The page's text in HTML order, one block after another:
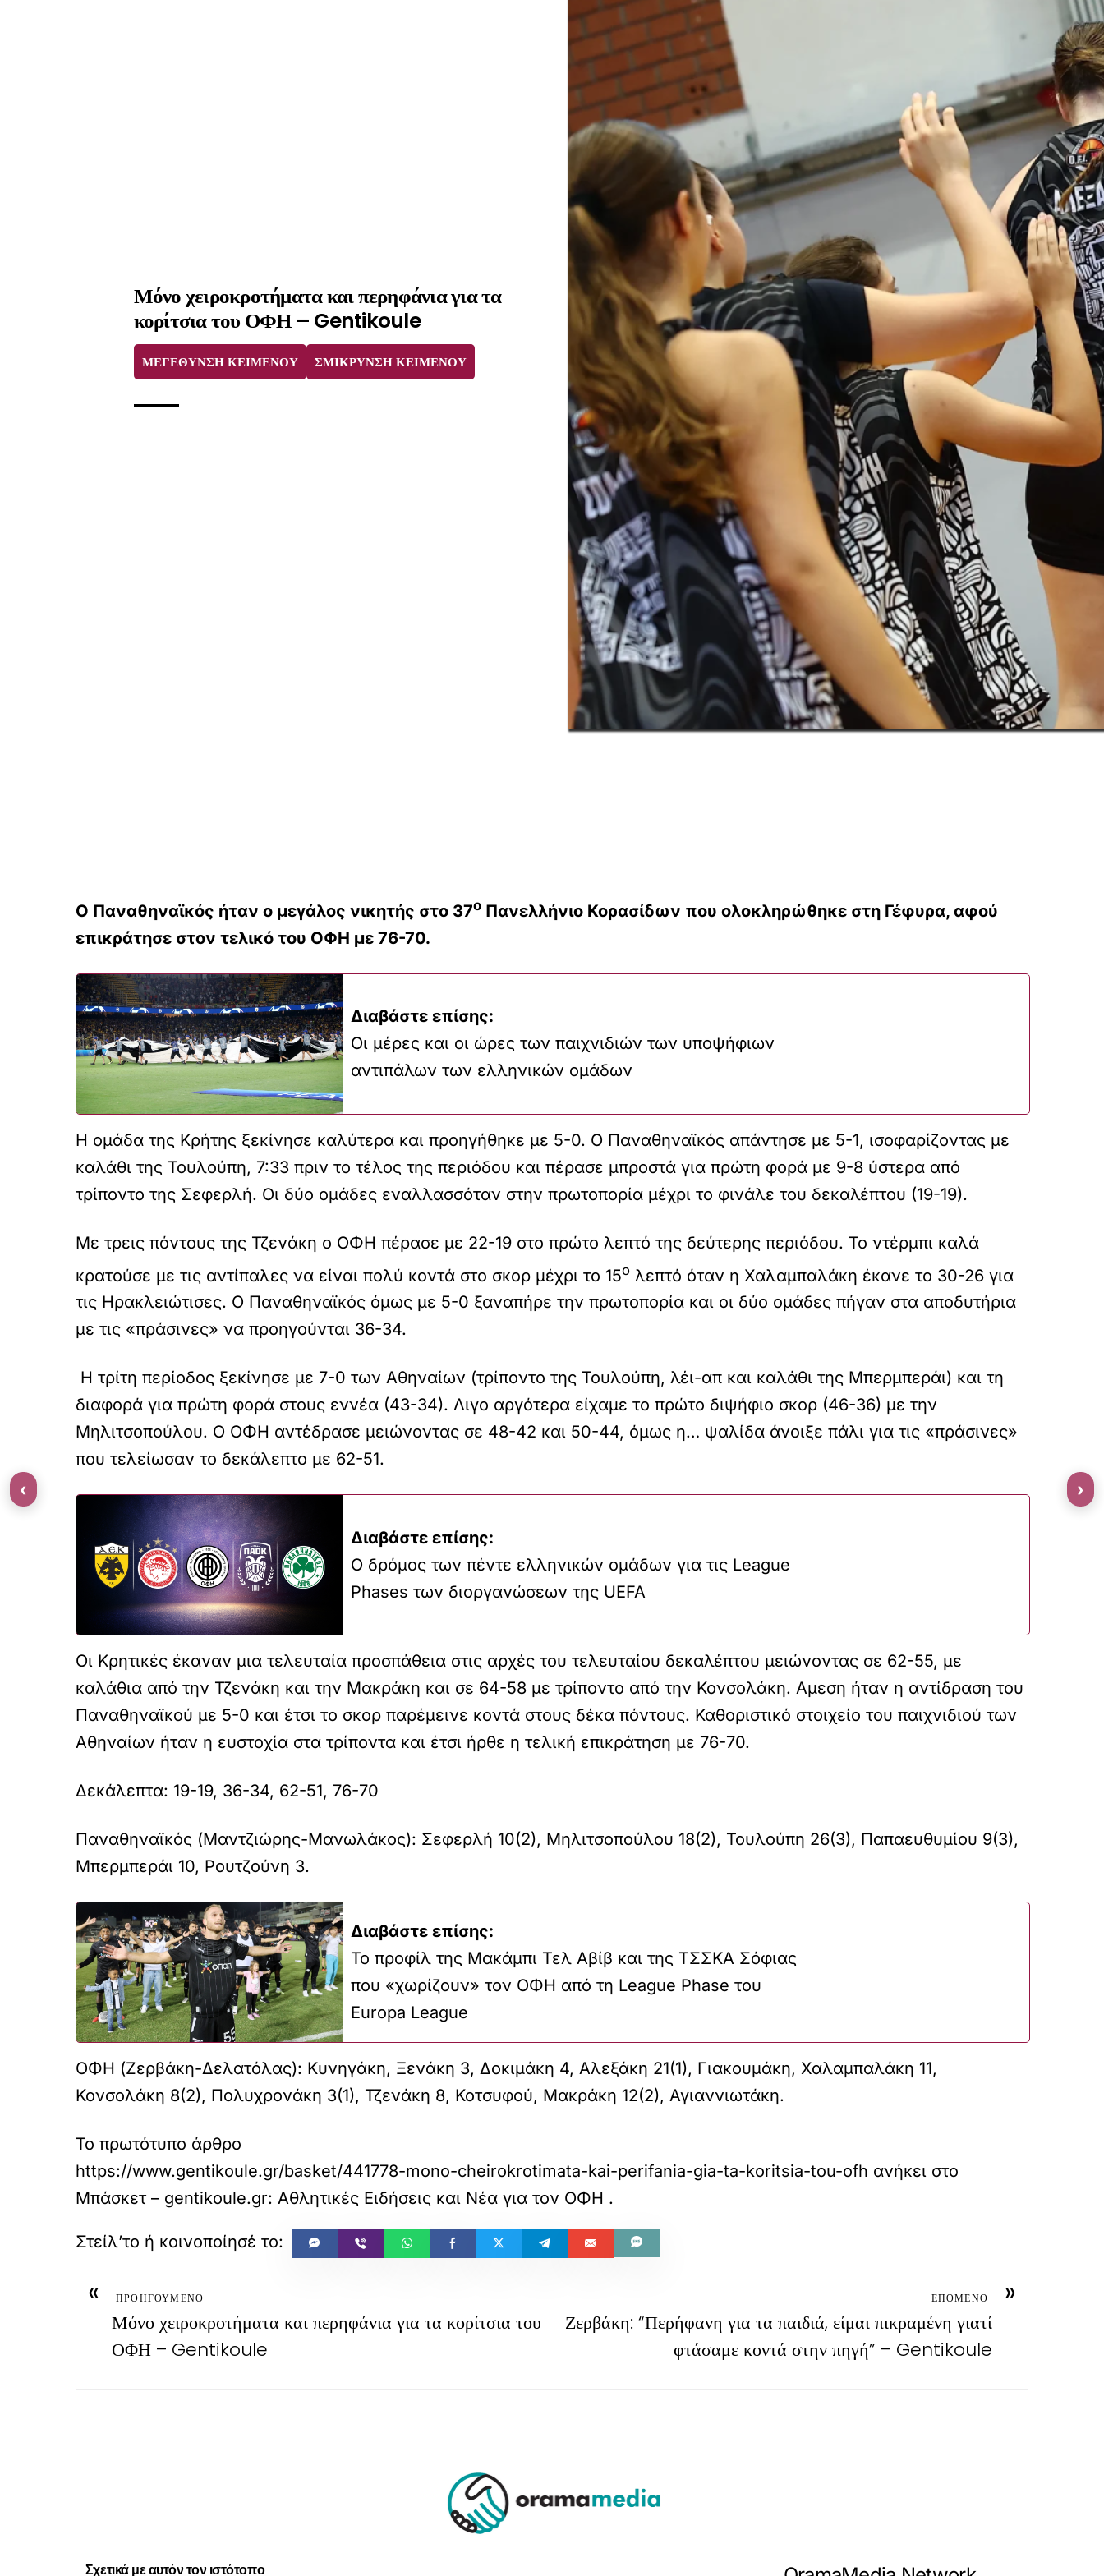
Μόνο χειροκροτήματα και περηφάνια για τα
κορίτσια του ΟΦΗ – Gentikoule
ΜΕΓΕΘΥΝΣΗ ΚΕΙΜΕΝΟΥ ΣΜΙΚΡΥΝΣΗ ΚΕΙΜΕΝΟΥ
Ο Παναθηναϊκός ήταν ο μεγάλος νικητής στο 37ο Πανελλήνιο Κορασίδων που ολοκληρώθηκε στη Γέφυρα, αφού
επικράτησε στον τελικό του ΟΦΗ με 76-70.
Διαβάστε επίσης:
Οι μέρες και οι ώρες των παιχνιδιών των υποψήφιων
αντιπάλων των ελληνικών ομάδων
Η ομάδα της Κρήτης ξεκίνησε καλύτερα και προηγήθηκε με 5-0. Ο Παναθηναϊκός απάντησε με 5-1, ισοφαρίζοντας με
καλάθι της Τουλούπη, 7:33 πριν το τέλος της περιόδου και πέρασε μπροστά για πρώτη φορά με 9-8 ύστερα από
τρίποντο της Σεφερλή. Οι δύο ομάδες εναλλασσόταν στην πρωτοπορία μέχρι το φινάλε του δεκαλέπτου (19-19).
Με τρεις πόντους της Τζενάκη ο ΟΦΗ πέρασε με 22-19 στο πρώτο λεπτό της δεύτερης περιόδου. Το ντέρμπι καλά
κρατούσε με τις αντίπαλες να είναι πολύ κοντά στο σκορ μέχρι το 15ο λεπτό όταν η Χαλαμπαλάκη έκανε το 30-26 για
τις Ηρακλειώτισες. Ο Παναθηναϊκός όμως με 5-0 ξαναπήρε την πρωτοπορία και οι δύο ομάδες πήγαν στα αποδυτήρια
με τις «πράσινες» να προηγούνται 36-34.
Η τρίτη περίοδος ξεκίνησε με 7-0 των Αθηναίων (τρίποντο της Τουλούπη, λέι-απ και καλάθι της Μπερμπεράι) και τη
διαφορά για πρώτη φορά στους εννέα (43-34). Λιγο αργότερα είχαμε το πρώτο διψήφιο σκορ (46-36) με την
Μηλιτσοπούλου. Ο ΟΦΗ αντέδρασε μειώνοντας σε 48-42 και 50-44, όμως η… ψαλίδα άνοιξε πάλι για τις «πράσινες»
που τελείωσαν το δεκάλεπτο με 62-51.
Διαβάστε επίσης:
O δρόμος των πέντε ελληνικών ομάδων για τις League
Phases των διοργανώσεων της UEFA
Οι Κρητικές έκαναν μια τελευταία προσπάθεια στις αρχές του τελευταίου δεκαλέπτου μειώνοντας σε 62-55, με
καλάθια από την Τζενάκη και την Μακράκη και σε 64-58 με τρίποντο από την Κονσολάκη. Αμεση ήταν η αντίδραση του
Παναθηναϊκού με 5-0 και έτσι το σκορ παρέμεινε κοντά στους δέκα πόντους. Καθοριστικό στοιχείο του παιχνιδιού των
Αθηναίων ήταν η ευστοχία στα τρίποντα και έτσι ήρθε η τελική επικράτηση με 76-70.
Δεκάλεπτα: 19-19, 36-34, 62-51, 76-70
Παναθηναϊκός (Μαντζιώρης-Μανωλάκος): Σεφερλή 10(2), Μηλιτσοπούλου 18(2), Τουλούπη 26(3), Παπαευθυμίου 9(3),
Μπερμπεράι 10, Ρουτζούνη 3.
Διαβάστε επίσης:
To προφίλ της Μακάμπι Τελ Αβίβ και της ΤΣΣΚΑ Σόφιας
που «χωρίζουν» τον ΟΦΗ από τη League Phase του
Europa League
ΟΦΗ (Ζερβάκη-Δελατόλας): Κυνηγάκη, Ξενάκη 3, Δοκιμάκη 4, Αλεξάκη 21(1), Γιακουμάκη, Χαλαμπαλάκη 11,
Κονσολάκη 8(2), Πολυχρονάκη 3(1), Τζενάκη 8, Κοτσυφού, Μακράκη 12(2), Αγιαννιωτάκη.
Το πρωτότυπο άρθρο
https://www.gentikoule.gr/basket/441778-mono-cheirokrotimata-kai-perifania-gia-ta-koritsia-tou-ofh ανήκει στο
Μπάσκετ – gentikoule.gr: Αθλητικές Ειδήσεις και Νέα για τον ΟΦΗ .
« ΠΡΟΗΓΟΥΜΕΝΟ
Μόνο χειροκροτήματα και περηφάνια για τα κορίτσια του
ΟΦΗ – Gentikoule
»
ΕΠΟΜΕΝΟ
Ζερβάκη: “Περήφανη για τα παιδιά, είμαι πικραμένη γιατί
φτάσαμε κοντά στην πηγή” – Gentikoule
Σχετικά με αυτόν τον ιστότοπο
‹ ›